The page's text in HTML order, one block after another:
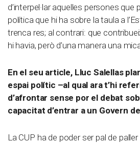
d’interpel·lar aquelles persones
política que hi ha sobre la taula a
trenca res; al contrari: que
hi havia, però d’una manera una
En el seu article, Lluc Salellas
espai polític –al qual ara t’hi
d’afrontar sense por el debat
capacitat d’entrar a un Govern
La CUP ha de poder ser pal de